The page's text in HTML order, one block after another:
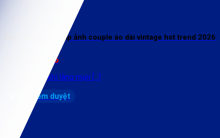
Gợi ý concept chụp ảnh couple áo dài vintage hot trend 2026
26
Trong không khí lãng mạn [...]
Đã kiểm duyệt